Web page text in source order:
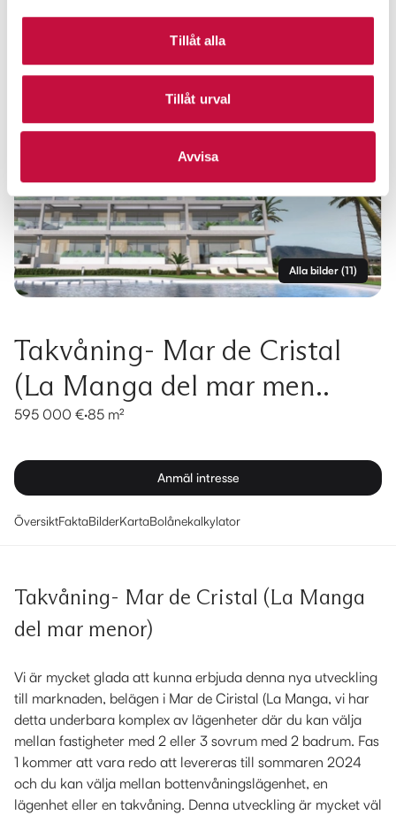
Tillåt alla
Tillåt urval
Avvisa
Alla bilder (11)
Takvåning- Mar de Cristal
(La Manga del mar men..
595 000 €·85 m²
Anmäl intresse
ÖversiktFaktaBilderKartaBolånekalkylator
Takvåning- Mar de Cristal (La Manga
del mar menor)
Vi är mycket glada att kunna erbjuda denna nya utveckling
till marknaden, belägen i Mar de Ciristal (La Manga, vi har
detta underbara komplex av lägenheter där du kan välja
mellan fastigheter med 2 eller 3 sovrum med 2 badrum. Fas
1 kommer att vara redo att levereras till sommaren 2024
och du kan välja mellan bottenvåningslägenhet, en
lägenhet eller en takvåning. Denna utveckling är mycket väl